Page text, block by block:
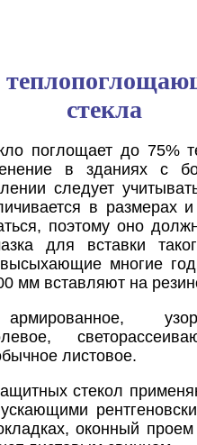
стекла
поглощает до 75%
в зданиях с
следует
в размерах
поэтому оно
для вставки
многие
мм вставляют на
листовое.
стекол
оконный